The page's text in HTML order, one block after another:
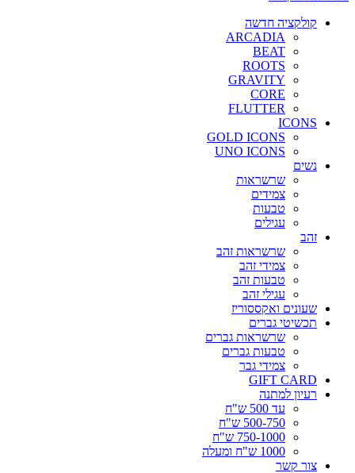
קולקציה חדשה
ARCADIA
BEAT
ROOTS
GRAVITY
CORE
FLUTTER
ICONS
GOLD ICONS
UNO ICONS
נשים
שרשראות
צמידים
טבעות
עגילים
זהב
שרשראות זהב
צמידי זהב
טבעות זהב
עגילי זהב
שעונים ואקססוריז
תכשיטי גברים
שרשראות גברים
טבעות גברים
צמידי גבר
GIFT CARD
רעיון למתנה
עד 500 ש"ח
500-750 ש"ח
750-1000 ש"ח
1000 ש"ח ומעלה
צור קשר